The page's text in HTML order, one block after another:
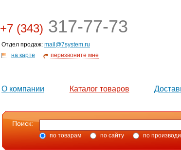
+7 (343) 317-77-73
Отдел продаж: mail@7system.ru
на карте
перезвоните мне
О компании Каталог товаров
Поиск:
по товарам по сайту по